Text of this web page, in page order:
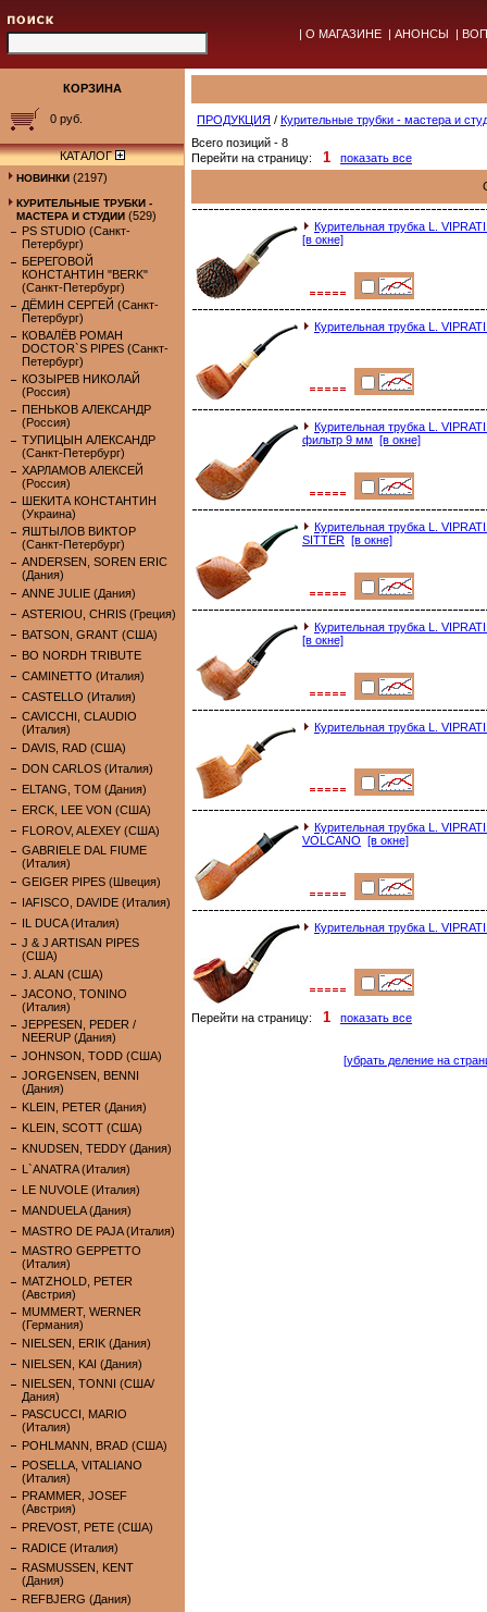
| О МАГАЗИНЕ | АНОНСЫ |
КОРЗИНА
0 руб.
КАТАЛОГ
НОВИНКИ (2197)
КУРИТЕЛЬНЫЕ ТРУБКИ -
МАСТЕРА И СТУДИИ (529)
PS STUDIO (Санкт-
Петербург)
БЕРЕГОВОЙ
КОНСТАНТИН "BERK"
(Санкт-Петербург)
ДЁМИН СЕРГЕЙ (Санкт-
Петербург)
КОВАЛЁВ РОМАН
DOCTOR`S PIPES (Санкт-
Петербург)
КОЗЫРЕВ НИКОЛАЙ
(Россия)
ПЕНЬКОВ АЛЕКСАНДР
(Россия)
ТУПИЦЫН АЛЕКСАНДР
(Санкт-Петербург)
ХАРЛАМОВ АЛЕКСЕЙ
(Россия)
ШЕКИТА КОНСТАНТИН
(Украина)
ЯШТЫЛОВ ВИКТОР
(Санкт-Петербург)
ANDERSEN, SOREN ERIC
(Дания)
ANNE JULIE (Дания)
ASTERIOU, CHRIS (Греция)
BATSON, GRANT (США)
BO NORDH TRIBUTE
CAMINETTO (Италия)
CASTELLO (Италия)
CAVICCHI, CLAUDIO
(Италия)
DAVIS, RAD (США)
DON CARLOS (Италия)
ELTANG, TOM (Дания)
ERCK, LEE VON (США)
FLOROV, ALEXEY (США)
GABRIELE DAL FIUME
(Италия)
GEIGER PIPES (Швеция)
IAFISCO, DAVIDE (Италия)
IL DUCA (Италия)
J & J ARTISAN PIPES
(США)
J. ALAN (США)
JACONO, TONINO
(Италия)
JEPPESEN, PEDER /
NEERUP (Дания)
JOHNSON, TODD (США)
JORGENSEN, BENNI
(Дания)
KLEIN, PETER (Дания)
KLEIN, SCOTT (США)
KNUDSEN, TEDDY (Дания)
L`ANATRA (Италия)
LE NUVOLE (Италия)
MANDUELA (Дания)
MASTRO DE PAJA (Италия)
MASTRO GEPPETTO
(Италия)
MATZHOLD, PETER
(Австрия)
MUMMERT, WERNER
(Германия)
NIELSEN, ERIK (Дания)
NIELSEN, KAI (Дания)
NIELSEN, TONNI (США/
Дания)
PASCUCCI, MARIO
(Италия)
POHLMANN, BRAD (США)
POSELLA, VITALIANO
(Италия)
PRAMMER, JOSEF
(Австрия)
PREVOST, PETE (США)
RADICE (Италия)
RASMUSSEN, KENT
(Дания)
REFBJERG (Дания)
ПРОДУКЦИЯ / Курительные трубки - мастера и
Всего позиций - 8
Перейти на страницу:
1 показать все
Курительная трубка L.
[в окне]
Курительная трубка L.
Курительная трубка L.
фильтр 9 мм [в окне]
Курительная трубка L.
SITTER [в окне]
Курительная трубка L.
[в окне]
Курительная трубка L.
Курительная трубка L.
VOLCANO [в окне]
Курительная трубка L.
Перейти на страницу: 1 показать все
[убрать деление на